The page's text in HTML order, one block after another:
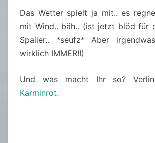
Das Wetter spielt ja mit.. es
mit Wind.. bäh.. (ist jetzt blöd für
Spalier.. *seufz* Aber
wirklich IMMER!!)
Und was macht Ihr so?
Karminrot.